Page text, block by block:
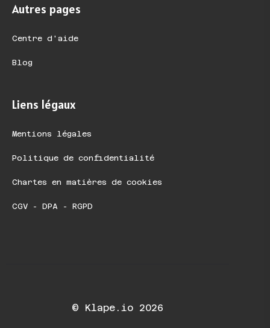
Autres pages
Centre d'aide
Blog
Liens légaux
Mentions légales
Politique de confidentialité
Chartes en matières de cookies
CGV - DPA - RGPD
© Klape.io 2026